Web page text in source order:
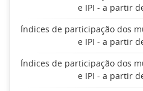
e IPI - a partir
Índices de participação dos
e IPI - a partir
Índices de participação dos
e IPI - a partir